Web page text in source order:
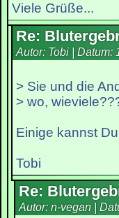
Viele Grüße...
Re:
Autor: Tobi | Datum:
> Sie und die
> wo,
Einige kannst
Tobi
Re:
Autor: n-vegan |